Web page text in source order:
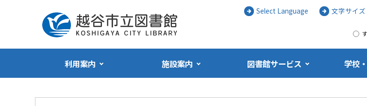
Select Language 文字サイ
利用案内 施設案内 図書館サービス 学校